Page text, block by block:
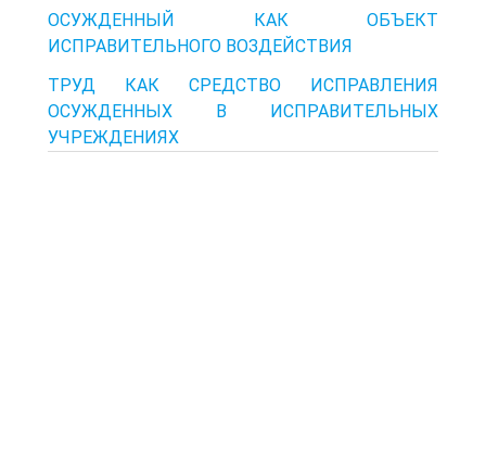
ОСУЖДЕННЫЙ КАК ОБЪЕКТ
ИСПРАВИТЕЛЬНОГО ВОЗДЕЙСТВИЯ
ТРУД КАК СРЕДСТВО ИСПРАВЛЕНИЯ
ОСУЖДЕННЫХ В ИСПРАВИТЕЛЬНЫХ
УЧРЕЖДЕНИЯХ